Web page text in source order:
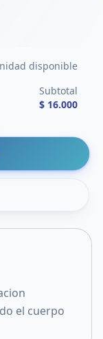
disponible
Subtotal
$ 16.000
el cuerpo